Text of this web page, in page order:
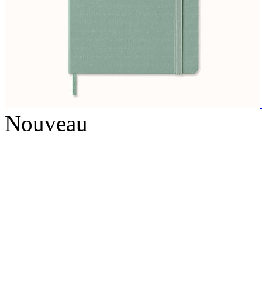
Nouveau